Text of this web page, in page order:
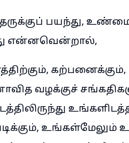
பயந்து,
என்னவென்றால்,
கற்பனைக்கும்,
வழக்குச்
உங்கள்மேலும்